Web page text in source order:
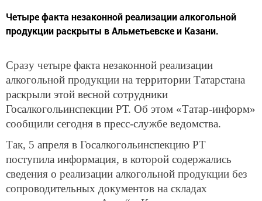
Четыре факта незаконной реализации алкогольной
продукции раскрыты в Альметьевске и Казани.
Сразу четыре факта незаконной реализации
алкогольной продукции на территории Татарстана
раскрыли этой весной сотрудники
Госалкогольинспекции РТ. Об этом «Татар-информ»
сообщили сегодня в пресс-службе ведомства.
Так, 5 апреля в Госалкогольинспекцию РТ
поступила информация, в которой содержались
сведения о реализации алкогольной продукции без
сопроводительных документов на складах